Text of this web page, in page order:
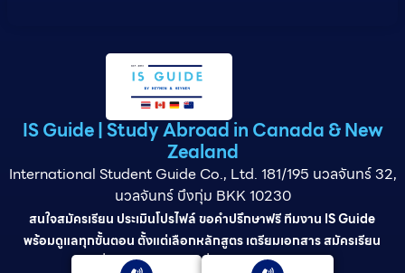
IS Guide | Study Abroad in Canada & New
Zealand
International Student Guide Co., Ltd. 181/195 นวลจันทร์ 32,
นวลจันทร์ บึงกุ่ม BKK 10230
สนใจสมัครเรียน ประเมินโปรไฟล์ ขอคำปรึกษาฟรี ทีมงาน IS Guide
พร้อมดูแลทุกขั้นตอน ตั้งแต่เลือกหลักสูตร เตรียมเอกสาร สมัครเรียน
ยื่นวีซ่า และดูแลต่อเนื่องจนจบการศึกษา